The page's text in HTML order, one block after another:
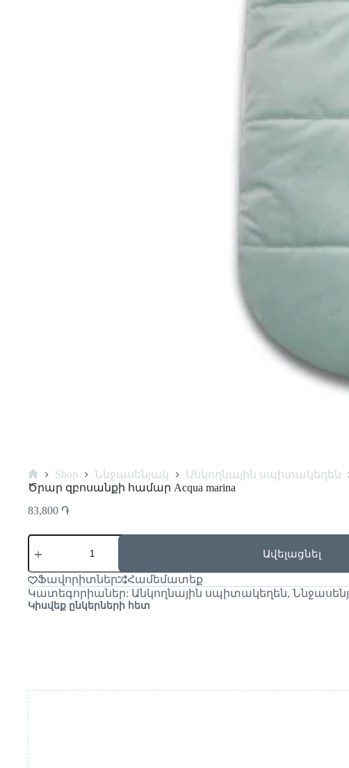
Shop Ննջասենյակ Անկողնային սպիտակեղեն
Ծրար զբոսանքի համար Acqua marina
83,800 ֏
Ավելացնել
Ֆավորիտներ
Համեմատեք
Կատեգորիաներ: Անկողնային սպիտակեղեն,
Կիսվեք ընկերների հետ